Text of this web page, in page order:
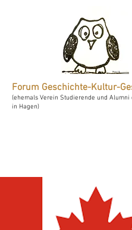
Forum Geschichte-Kultur-
(ehemals Verein Studierende und Alumni
in Hagen)